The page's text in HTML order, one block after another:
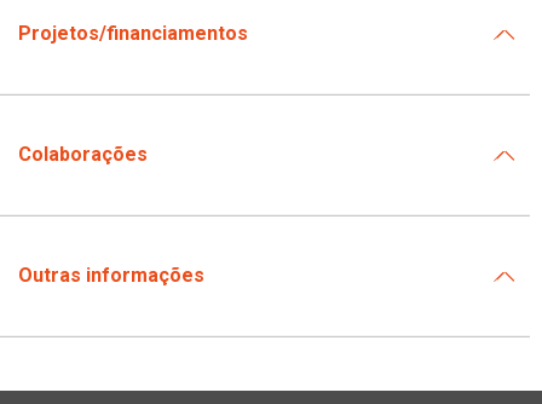
Projetos/financiamentos
Colaborações
Outras informações